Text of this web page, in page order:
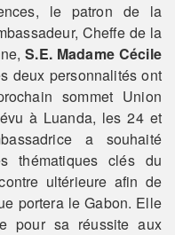
le patron de la
Cheffe de la
S.E. Madame Cécile
deux personnalités ont
sommet Union
à Luanda, les 24 et
a souhaité
thématiques clés du
ultérieure afin de
portera le Gabon. Elle
pour sa réussite aux